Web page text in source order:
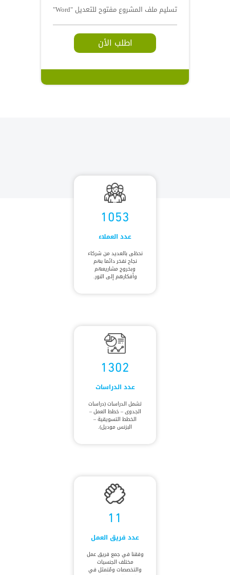
تسليم ملف المشروع مفتوح للتعديل "Word"
اطلب الأن
1053
عدد العملاء
نحظى بالعديد من شركاء
نجاح نفخر دائما بهم
وبخروج مشاريعهم
وأفكارهم إلى النور.
1302
عدد الدراسات
تشمل الدراسات (دراسات
الجدوى – خطط العمل –
الخطط التسويقية –
البزنس موديل).
11
عدد فريق العمل
وفقنا في جمع فريق عمل
مختلف الجنسيات
والتخصصات ومُتمثل في